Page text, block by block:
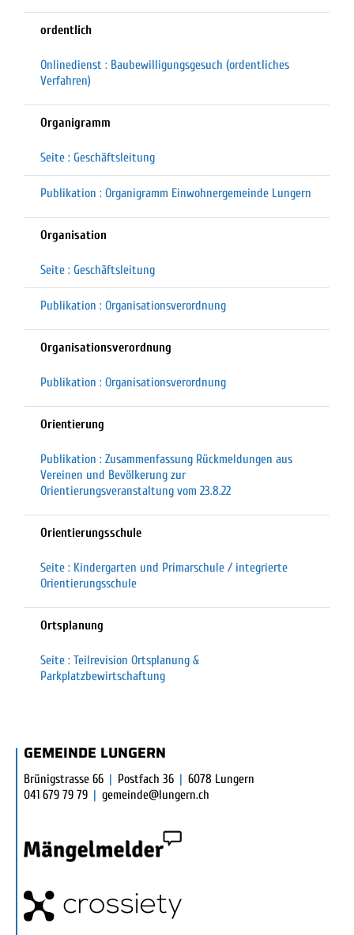
ordentlich
Onlinedienst : Baubewilligungsgesuch (ordentliches
Verfahren)
Organigramm
Seite : Geschäftsleitung
Publikation : Organigramm Einwohnergemeinde Lungern
Organisation
Seite : Geschäftsleitung
Publikation : Organisationsverordnung
Organisationsverordnung
Publikation : Organisationsverordnung
Orientierung
Publikation : Zusammenfassung Rückmeldungen aus
Vereinen und Bevölkerung zur
Orientierungsveranstaltung vom 23.8.22
Orientierungsschule
Seite : Kindergarten und Primarschule / integrierte
Orientierungsschule
Ortsplanung
Seite : Teilrevision Ortsplanung &
Parkplatzbewirtschaftung
GEMEINDE LUNGERN
Brünigstrasse 66 | Postfach 36 | 6078 Lungern
041 679 79 79 | gemeinde@lungern.ch